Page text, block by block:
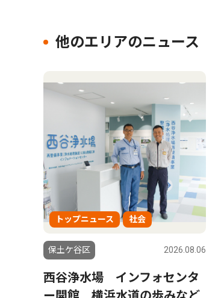
他のエリアのニュース
トップニュース 社会
保土ケ谷区 2026.08.06
西谷浄水場 インフォセンタ